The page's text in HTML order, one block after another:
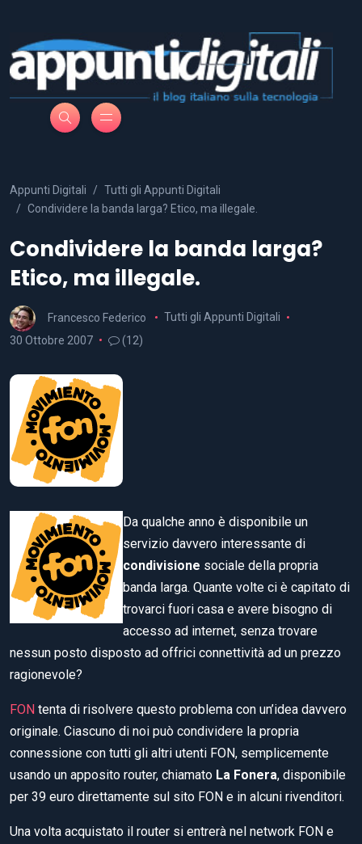
Appunti Digitali
Tutti gli Appunti Digitali
Condividere la banda larga? Etico, ma illegale.
Condividere la banda larga?
Etico, ma illegale.
Francesco Federico
Tutti gli Appunti Digitali
30 Ottobre 2007
(12)
Da qualche anno è disponibile un
servizio davvero interessante di
condivisione sociale della propria
banda larga. Quante volte ci è capitato di
trovarci fuori casa e avere bisogno di
accesso ad internet, senza trovare
nessun posto disposto ad offrici connettività ad un prezzo
ragionevole?
FON tenta di risolvere questo problema con un’idea davvero
originale. Ciascuno di noi può condividere la propria
connessione con tutti gli altri utenti FON, semplicemente
usando un apposito router, chiamato La Fonera, disponibile
per 39 euro direttamente sul sito FON e in alcuni rivenditori.
Una volta acquistato il router si entrerà nel network FON e